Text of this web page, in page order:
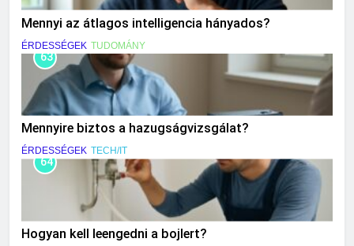
Mennyi az átlagos intelligencia hányados?
ÉRDESSÉGEK TUDOMÁNY
63
Mennyire biztos a hazugságvizsgálat?
ÉRDESSÉGEK TECH/IT
64
Hogyan kell leengedni a bojlert?